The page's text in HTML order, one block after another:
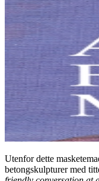
Utenfor dette
betongskulpturer med